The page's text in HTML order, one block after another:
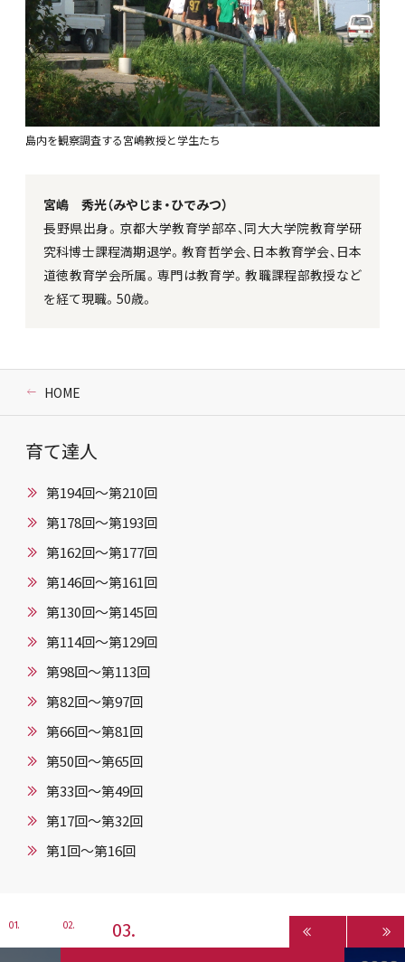
島内を観察調査する宮嶋教授と学生たち
宮嶋 秀光（みやじま・ひでみつ）
長野県出身。京都大学教育学部卒、同大大学院教育学研
究科博士課程満期退学。教育哲学会、日本教育学会、日本
道徳教育学会所属。専門は教育学。教職課程部教授など
を経て現職。50歳。
HOME
育て達人
第194回～第210回
第178回～第193回
第162回～第177回
第146回〜第161回
第130回〜第145回
第114回〜第129回
第98回〜第113回
第82回〜第97回
第66回〜第81回
第50回〜第65回
第33回〜第49回
第17回〜第32回
第1回〜第16回
1 2 3